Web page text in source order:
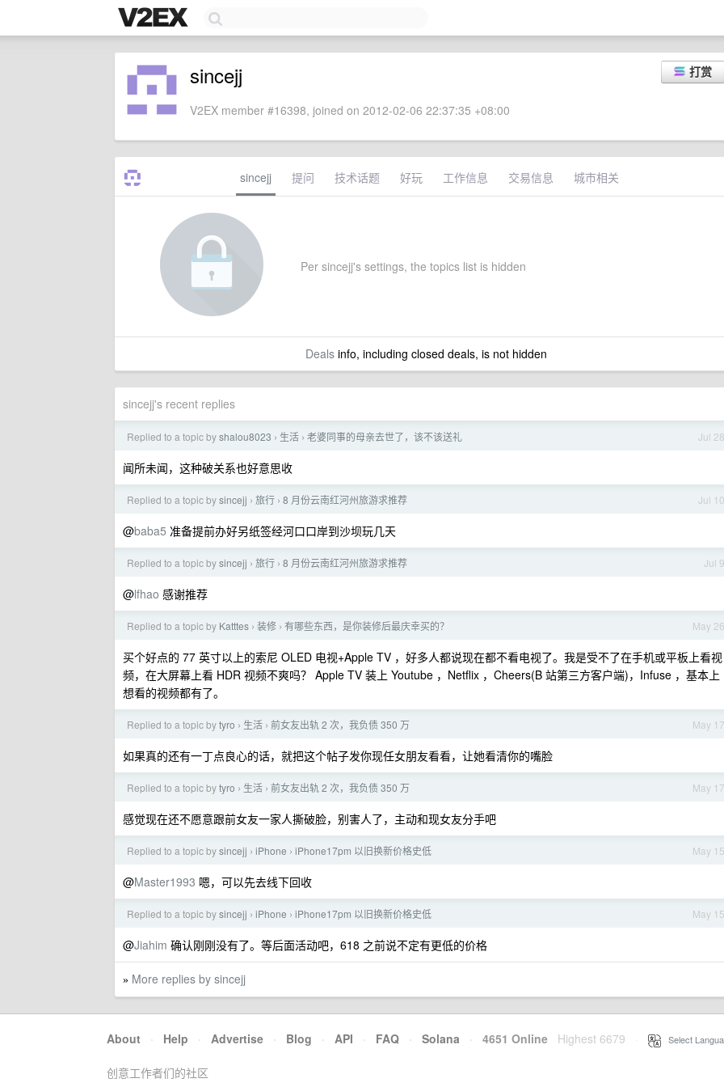
打赏
sincejj
V2EX member #16398, joined on 2012-02-06 22:37:35 +08:00
sincejj 提问 技术话题 好玩 工作信息 交易信息 城市相关
Per sincejj's settings, the topics list is hidden
Dealsinfo, including closed deals, is not hidden
sincejj's recent replies
Jul 28
Replied to a topic byshalou8023 › 生活 › 老婆同事的母亲去世了，该不该送礼
闻所未闻，这种破关系也好意思收
Jul 10
Replied to a topic bysincejj › 旅行 › 8 月份云南红河州旅游求推荐
@baba5 准备提前办好另纸签经河口口岸到沙坝玩几天
Jul 9
Replied to a topic bysincejj › 旅行 › 8 月份云南红河州旅游求推荐
@lfhao 感谢推荐
May 26
Replied to a topic by Katttes › 装修 › 有哪些东西，是你装修后最庆幸买的？
买个好点的 77 英寸以上的索尼 OLED 电视+Apple TV ，好多人都说现在都不看电视了。我是受不了在手机或平板上看视
频，在大屏幕上看 HDR 视频不爽吗？ Apple TV 装上 Youtube ，Netflix ，Cheers(B 站第三方客户端)，Infuse ，基本上
想看的视频都有了。
May 17
Replied to a topic bytyro › 生活 › 前女友出轨 2 次，我负债 350 万
如果真的还有一丁点良心的话，就把这个帖子发你现任女朋友看看，让她看清你的嘴脸
May 17
Replied to a topic bytyro › 生活 › 前女友出轨 2 次，我负债 350 万
感觉现在还不愿意跟前女友一家人撕破脸，别害人了，主动和现女友分手吧
May 15
Replied to a topic bysincejj › iPhone › iPhone17pm 以旧换新价格史低
@Master1993 嗯，可以先去线下回收
May 15
Replied to a topic bysincejj › iPhone › iPhone17pm 以旧换新价格史低
@Jiahim 确认刚刚没有了。等后面活动吧，618 之前说不定有更低的价格
» More replies by sincejj
About · Help · Advertise · Blog · API · FAQ · Solana · 4651 Online Highest 6679 Select
创意工作者们的社区